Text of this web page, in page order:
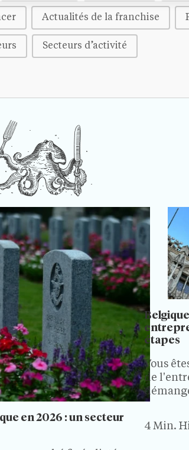
Actualités de la franchise
Secteurs d’activité
en 2026 : un secteur
étapes
Vous
de
4 Min.